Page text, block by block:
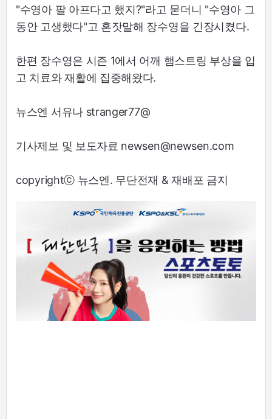
"수영아 팔 아프다고 했지?"라고 묻더니 "수영아 그
동안 고생했다"고 혼잣말해 장수영을 긴장시켰다.
한편 장수영은 시즌 1에서 어깨 햄스트링 부상을 입
고 치료와 재활에 집중해왔다.
뉴스엔 서유나 stranger77@
기사제보 및 보도자료 newsen@newsen.com
copyrightⓒ 뉴스엔. 무단전재 & 재배포 금지